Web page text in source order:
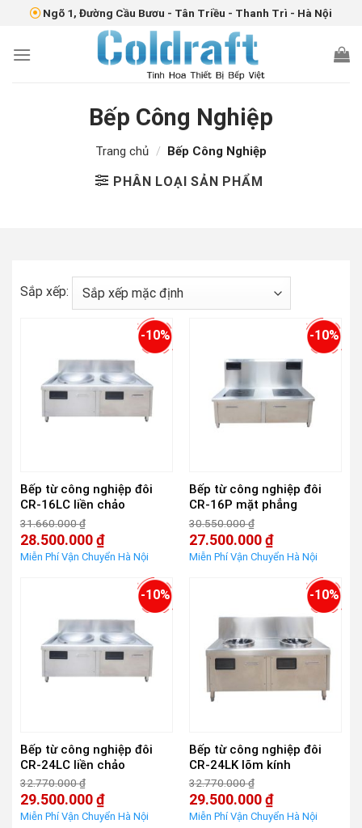
content
Ngõ 1, Đường Cầu Bươu - Tân Triều - Thanh Trì - Hà Nội
Bếp Công Nghiệp
Trang chủ / Bếp Công Nghiệp
PHÂN LOẠI SẢN PHẨM
Sắp xếp:
-10%
Bếp từ công nghiệp đôi
CR-16LC liền chảo
31.660.000₫
Giá
gốc
là:
28.500.000₫
Giá
-10%
Bếp từ công nghiệp đôi
CR-16P mặt phẳng
30.550.000₫
Giá
gốc
là:
27.500.000₫
Giá
-10%
Bếp từ công nghiệp đôi
CR-24LC liền chảo
32.770.000₫
Giá
gốc
là:
29.500.000₫
Giá
-10%
Bếp từ công nghiệp đôi
CR-24LK lõm kính
32.770.000₫
Giá
gốc
là:
29.500.000₫
Giá